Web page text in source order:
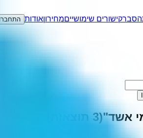
הסברקישורים שימושייםמחירוןאודות
אשד"
(
3תוצאות)